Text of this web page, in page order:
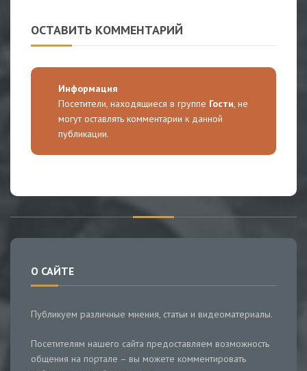
ОСТАВИТЬ КОММЕНТАРИЙ
Информация
Посетители, находящиеся в группе Гости , не
могут оставлять комментарии к данной
публикации.
О САЙТЕ
Публикуем различные мнения, статьи и видеоматериалы.
Посетителям нашего сайта предоставляем возможность
общения на портале – вы можете комментировать